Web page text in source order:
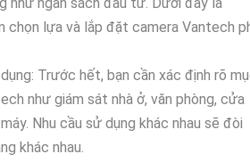
chọn lựa và lắp đặt camera Vantech
Trước hết, bạn cần xác định rõ
như giám sát nhà ở, văn phòng, cửa
Nhu cầu sử dụng khác nhau sẽ đòi
khác nhau.